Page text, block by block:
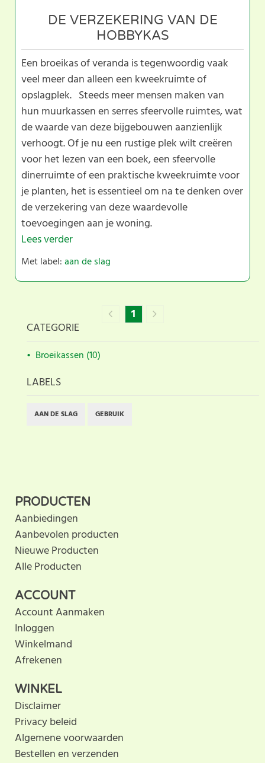
DE VERZEKERING VAN DE
HOBBYKAS
Een broeikas of veranda is tegenwoordig vaak
veel meer dan alleen een kweekruimte of
opslagplek. Steeds meer mensen maken van
hun muurkassen en serres sfeervolle ruimtes, wat
de waarde van deze bijgebouwen aanzienlijk
verhoogt. Of je nu een rustige plek wilt creëren
voor het lezen van een boek, een sfeervolle
dinerruimte of een praktische kweekruimte voor
je planten, het is essentieel om na te denken over
de verzekering van deze waardevolle
toevoegingen aan je woning.
Lees verder
Met label:aan de slag
1
CATEGORIE
Broeikassen (10)
LABELS
AAN DE SLAG GEBRUIK
ACCOUNT
Account Aanmaken
Inloggen
Winkelmand
Afrekenen
PRODUCTEN
Aanbiedingen
Aanbevolen producten
Nieuwe Producten
Alle Producten
WINKEL
Disclaimer
Privacy beleid
Algemene voorwaarden
Bestellen en verzenden